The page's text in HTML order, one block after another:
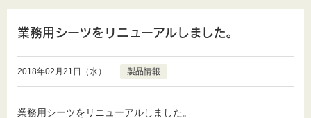
業務用シーツをリニューアルしました。
2018年02月21日（水） 製品情報
業務用シーツをリニューアルしました。